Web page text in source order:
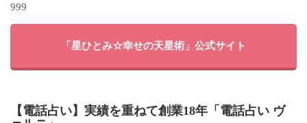
999
「星ひとみ☆幸せの天星術」公式サイト
【電話占い】実績を重ねて創業18年「電話占い ヴ